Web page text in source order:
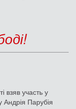
взяв участь у
Парубія